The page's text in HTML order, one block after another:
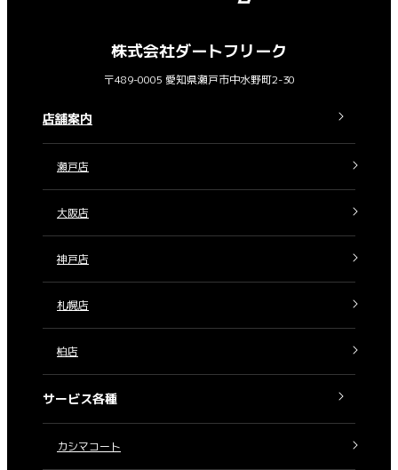
株式会社ダートフリーク
〒489-0005 愛知県瀬戸市中水野町2-30
店舗案内
瀬戸店
大阪店
神戸店
札幌店
柏店
サービス各種
カシマコート